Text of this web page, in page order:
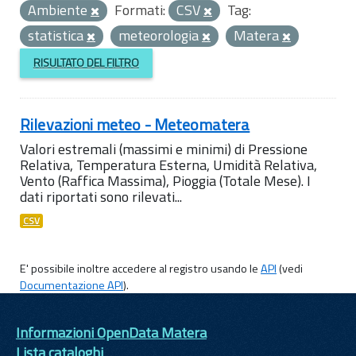
Ambiente
Formati: CSV
Tag:
statistica
meteorologia Matera
RISULTATO DEL FILTRO
Rilevazioni meteo - Meteomatera
Valori estremali (massimi e minimi) di Pressione
Relativa, Temperatura Esterna, Umidità Relativa,
Vento (Raffica Massima), Pioggia (Totale Mese). I
dati riportati sono rilevati...
CSV
E' possibile inoltre accedere al registro usando leAPI(vedi
Documentazione API).
Informazioni OpenData Matera